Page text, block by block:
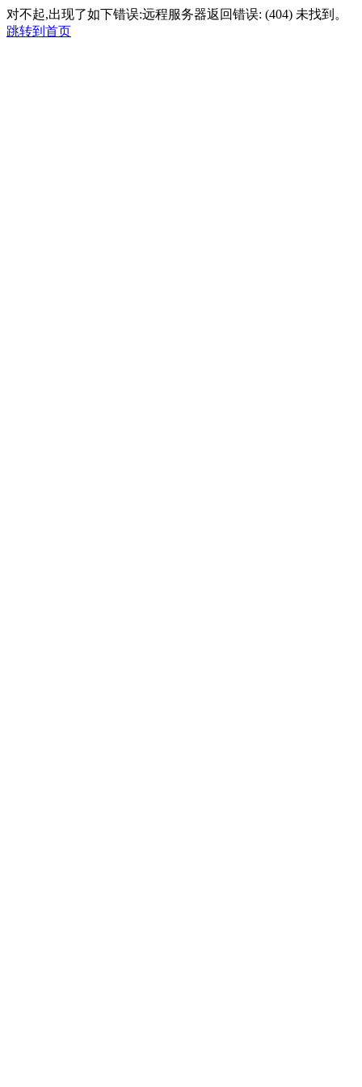
对不起,出现了如下错误:远程服务器返回错误: (404) 未找到。
跳转到首页